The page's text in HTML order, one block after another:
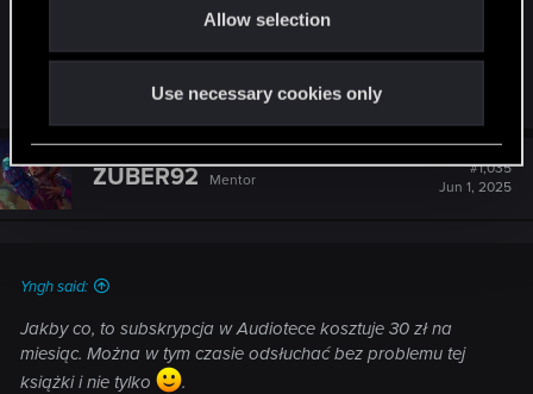
Allow selection
Use necessary cookies only
Jakby co, to subskrypcja w Audiotece kosztuje 30
ZUBER92 Mentor
#1,035
Jun 1, 2025
Yngh said:
Jakby co, to subskrypcja w Audiotece kosztuje 30 zł na
miesiąc. Można w tym czasie odsłuchać bez problemu tej
książki i nie tylko
.